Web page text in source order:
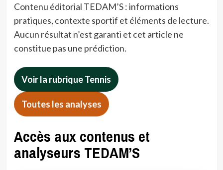
Contenu éditorial TEDAM’S : informations
pratiques, contexte sportif et éléments de lecture.
Aucun résultat n’est garanti et cet article ne
constitue pas une prédiction.
Voir la rubrique Tennis
Toutes les analyses
Accès aux contenus et
analyseurs TEDAM’S